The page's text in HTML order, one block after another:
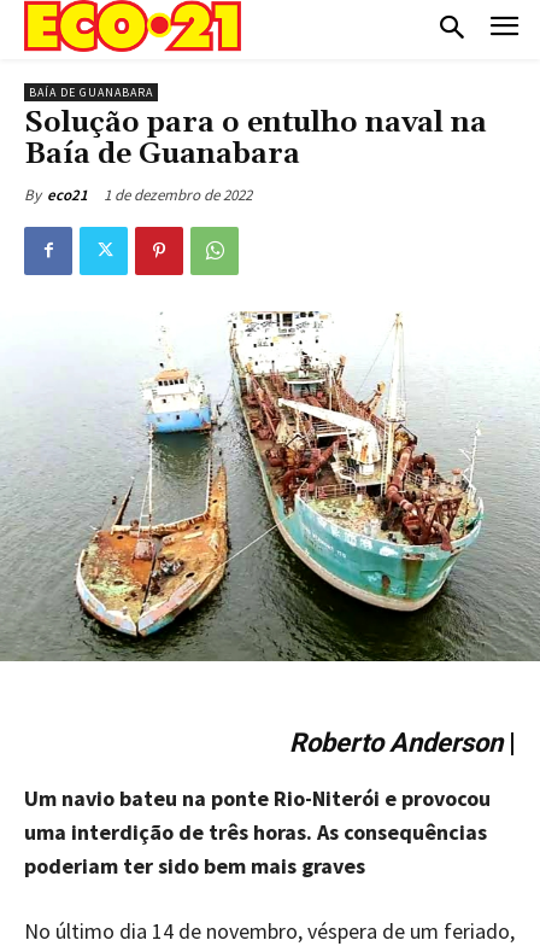
BAÍA DE GUANABARA
Solução para o entulho naval na
Baía de Guanabara
By eco21 1 de dezembro de 2022
Roberto Anderson |
Um navio bateu na ponte Rio-Niterói e provocou
uma interdição de três horas. As consequências
poderiam ter sido bem mais graves
No último dia 14 de novembro, véspera de um feriado,